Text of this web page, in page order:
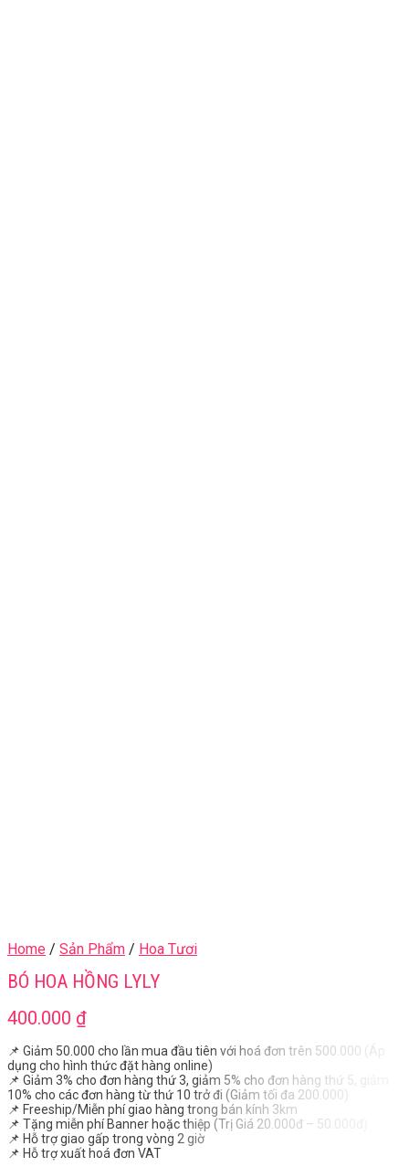
Home / Sản Phẩm / Hoa Tươi
BÓ HOA HỒNG LYLY
400.000 ₫
📌 Giảm 50.000 cho lần mua đầu tiên với hoá đơn trên 500.000 (Áp
dụng cho hình thức đặt hàng online)
📌 Giảm 3% cho đơn hàng thứ 3, giảm 5% cho đơn hàng thứ 5, giảm
10% cho các đơn hàng từ thứ 10 trở đi (Giảm tối đa 200.000)
📌 Freeship/Miễn phí giao hàng trong bán kính 3km
📌 Tặng miễn phí Banner hoặc thiệp (Trị Giá 20.000đ – 50.000đ)
📌 Hỗ trợ giao gấp trong vòng 2 giờ
📌 Hỗ trợ xuất hoá đơn VAT